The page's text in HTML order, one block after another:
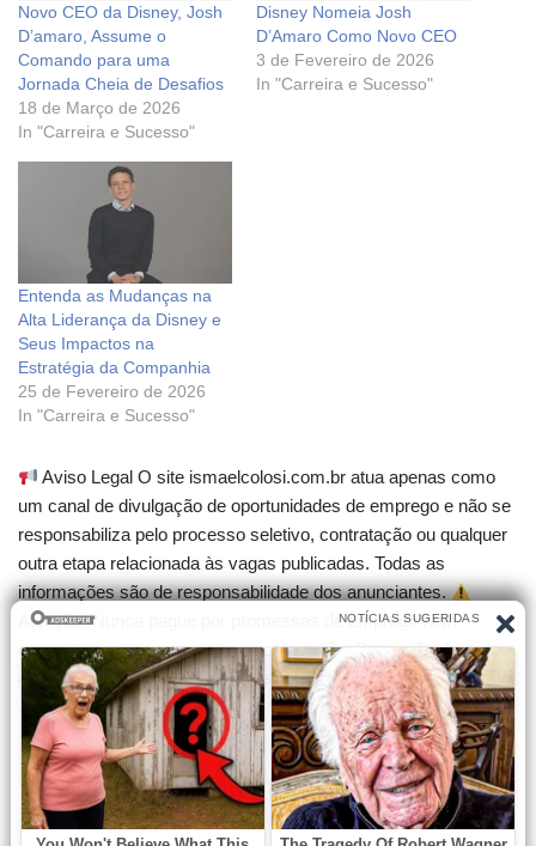
Novo CEO da Disney, Josh
D’amaro, Assume o
Comando para uma
Jornada Cheia de Desafios
18 de Março de 2026
In "Carreira e Sucesso"
Disney Nomeia Josh
D’Amaro Como Novo CEO
3 de Fevereiro de 2026
In "Carreira e Sucesso"
Entenda as Mudanças na
Alta Liderança da Disney e
Seus Impactos na
Estratégia da Companhia
25 de Fevereiro de 2026
In "Carreira e Sucesso"
Aviso Legal O site ismaelcolosi.com.br atua apenas como
um canal de divulgação de oportunidades de emprego e não se
responsabiliza pelo processo seletivo, contratação ou qualquer
outra etapa relacionada às vagas publicadas. Todas as
informações são de responsabilidade dos anunciantes.
Atenção! Nunca pague por promessas de emprego nem
compre cursos que garantam contratação. Desconfie de
qualquer cobrança para participar de seleções.